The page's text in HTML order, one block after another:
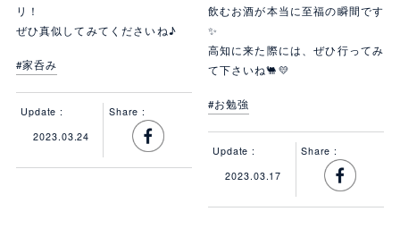
リ！
ぜひ真似してみてくださいね♪
#家呑み
Update :
2023.03.24
Share :
飲むお酒が本当に至福の瞬間です
✨
高知に来た際には、ぜひ行ってみ
て下さいね🐫💛
#お勉強
Update :
2023.03.17
Share :